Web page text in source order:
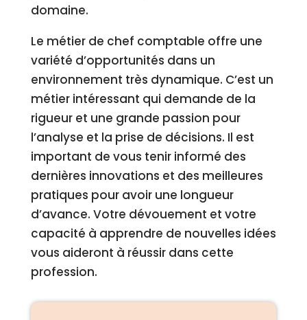
domaine.
Le métier de chef comptable offre une
variété d’opportunités dans un
environnement très dynamique. C’est un
métier intéressant qui demande de la
rigueur et une grande passion pour
l’analyse et la prise de décisions. Il est
important de vous tenir informé des
dernières innovations et des meilleures
pratiques pour avoir une longueur
d’avance. Votre dévouement et votre
capacité à apprendre de nouvelles idées
vous aideront à réussir dans cette
profession.